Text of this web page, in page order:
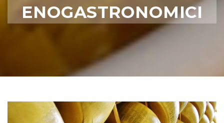
ENOGASTRONOMICI